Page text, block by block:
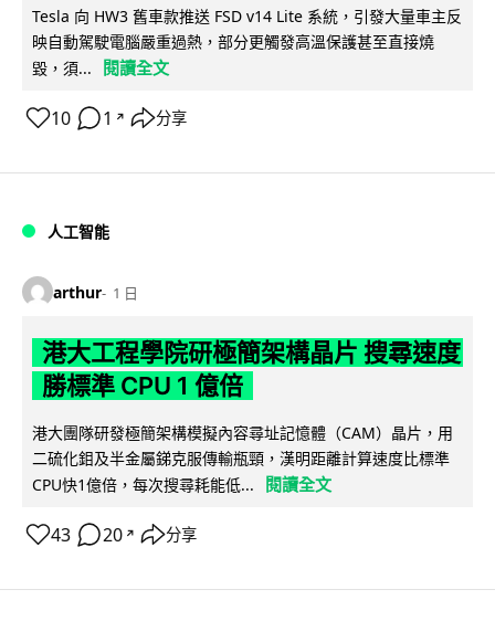
Tesla 向 HW3 舊車款推送 FSD v14 Lite 系統，引發大量車主反
映自動駕駛電腦嚴重過熱，部分更觸發高溫保護甚至直接燒
毀，須...
閱讀全文
10 1 ↗ 分享
人工智能
arthur 1 日
港大工程學院研極簡架構晶片 搜尋速度
勝標準 CPU 1 億倍
港大團隊研發極簡架構模擬內容尋址記憶體（CAM）晶片，用
二硫化鉬及半金屬銻克服傳輸瓶頸，漢明距離計算速度比標準
CPU快1億倍，每次搜尋耗能低...
閱讀全文
43 20 ↗ 分享